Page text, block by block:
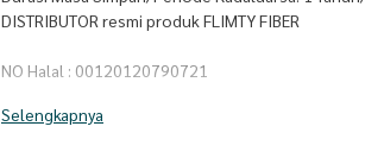
DISTRIBUTOR resmi produk FLIMTY FIBER
NO Halal : 00120120790721
Flimty Fiber 1 sachet berat bersih 15 gram
Selengkapnya